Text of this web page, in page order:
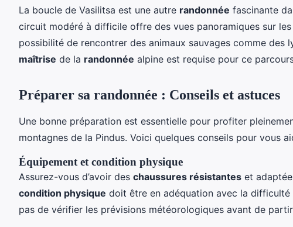
La boucle de Vasilitsa est une autre randonnée fascinante
circuit modéré à difficile offre des vues panoramiques sur
possibilité de rencontrer des animaux sauvages comme des
maîtrise de la randonnée alpine est requise pour ce
Préparer sa randonnée : Conseils et astuces
Une bonne préparation est essentielle pour profiter
montagnes de la Pindus. Voici quelques conseils pour vous
Équipement et condition physique
Assurez-vous d’avoir des chaussures résistantes et
condition physique doit être en adéquation avec la difficulté
pas de vérifier les prévisions météorologiques avant de